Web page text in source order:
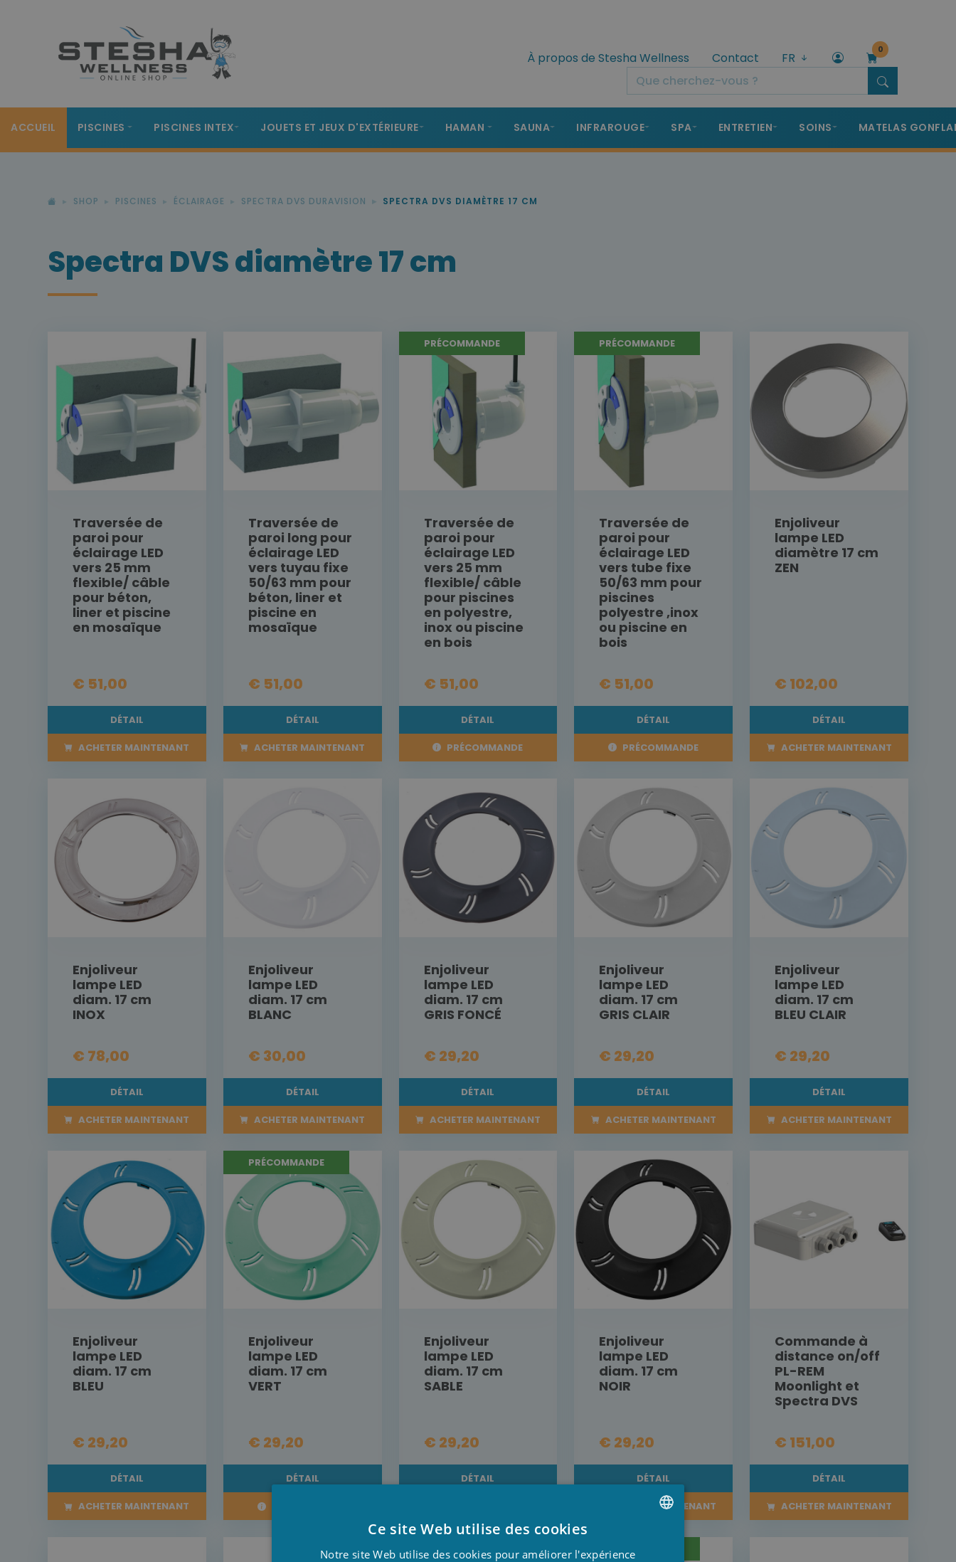
À propos de Stesha Wellness Contact FR
0
ACCUEIL PISCINES PISCINES INTEX JOUETS ET JEUX D'EXTÉRIEURE HAMAN SAUNA INFRAROUGE SPA ENTRETIEN SOINS MATELAS
SHOP PISCINES ÉCLAIRAGE SPECTRA DVS DURAVISION SPECTRA DVS DIAMÈTRE 17 CM
Spectra DVS diamètre 17 cm
Traversée de
paroi pour
éclairage LED
vers 25 mm
flexible/ câble
pour béton,
liner et piscine
en mosaïque
€ 51,00
DÉTAIL
ACHETER MAINTENANT
Traversée de
paroi long pour
éclairage LED
vers tuyau fixe
50/63 mm pour
béton, liner et
piscine en
mosaïque
€ 51,00
DÉTAIL
ACHETER MAINTENANT
PRÉCOMMANDE
Traversée de
paroi pour
éclairage LED
vers 25 mm
flexible/ câble
pour piscines
en polyestre,
inox ou piscine
en bois
€ 51,00
DÉTAIL
PRÉCOMMANDE
PRÉCOMMANDE
Traversée de
paroi pour
éclairage LED
vers tube fixe
50/63 mm pour
piscines
polyestre ,inox
ou piscine en
bois
€ 51,00
DÉTAIL
PRÉCOMMANDE
Enjoliveur
lampe LED
diamètre 17 cm
ZEN
€ 102,00
DÉTAIL
ACHETER MAINTENANT
Enjoliveur
lampe LED
diam. 17 cm
INOX
€ 78,00
DÉTAIL
ACHETER MAINTENANT
Enjoliveur
lampe LED
diam. 17 cm
BLANC
€ 30,00
DÉTAIL
ACHETER MAINTENANT
Enjoliveur
lampe LED
diam. 17 cm
GRIS FONCÉ
€ 29,20
DÉTAIL
ACHETER MAINTENANT
Enjoliveur
lampe LED
diam. 17 cm
GRIS CLAIR
€ 29,20
DÉTAIL
ACHETER MAINTENANT
Enjoliveur
lampe LED
diam. 17 cm
BLEU CLAIR
€ 29,20
DÉTAIL
ACHETER MAINTENANT
Enjoliveur
lampe LED
diam. 17 cm
BLEU
€ 29,20
DÉTAIL
ACHETER MAINTENANT
PRÉCOMMANDE
Enjoliveur
lampe LED
diam. 17 cm
VERT
€ 29,20
DÉTAIL
Enjoliveur
lampe LED
diam. 17 cm
SABLE
€ 29,20
DÉTAIL
Enjoliveur
lampe LED
diam. 17 cm
NOIR
€ 29,20
DÉTAIL
ACHETER MAINTENANT
Commande à
distance on/off
PL-REM
Moonlight et
Spectra DVS
€ 151,00
DÉTAIL
ACHETER MAINTENANT
PRÉCOMMANDE
Ce site Web utilise des cookies
Notre site Web utilise des cookies pour améliorer l'expérience